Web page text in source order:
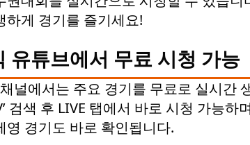
하게 경기를 즐기세요!
유튜브에서 무료 시청 가능
널에서는 주요 경기를 무료로 실시간
검색 후 LIVE 탭에서 바로 시청 가능하
영 경기도 바로 확인됩니다.